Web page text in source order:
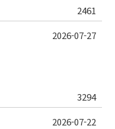
2461
3294
2026-07-27
2026-07-22